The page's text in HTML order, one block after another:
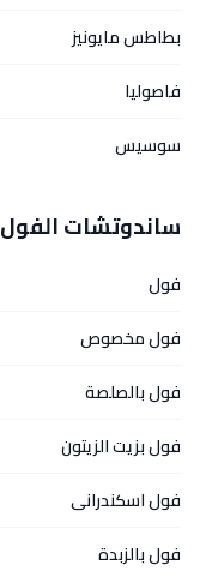
بطاطس مايونيز
فاصوليا
سوسيس
ساندوتشات الفول
فول
فول مخصوص
فول بالصلصة
فول بزيت الزيتون
فول اسكندرانى
فول بالزبدة